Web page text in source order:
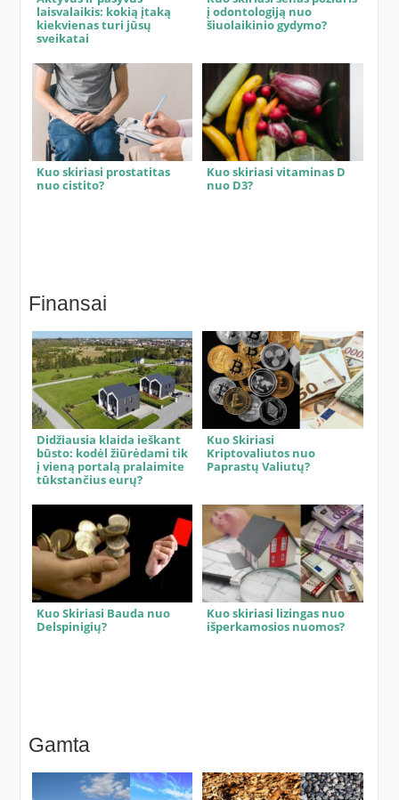
laisvalaikis: kokią įtaką
kiekvienas turi jūsų
sveikatai
į odontologiją nuo
šiuolaikinio gydymo?
Kuo skiriasi prostatitas
nuo cistito?
Kuo skiriasi vitaminas D
nuo D3?
Finansai
Didžiausia klaida ieškant
būsto: kodėl žiūrėdami tik
į vieną portalą pralaimite
tūkstančius eurų?
Kuo Skiriasi
Kriptovaliutos nuo
Paprastų Valiutų?
Kuo Skiriasi Bauda nuo
Delspinigių?
Kuo skiriasi lizingas nuo
išperkamosios nuomos?
Gamta